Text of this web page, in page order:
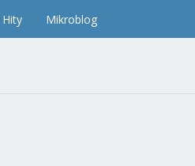
Hity Mikroblog